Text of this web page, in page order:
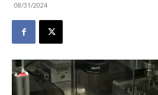
08/31/2024